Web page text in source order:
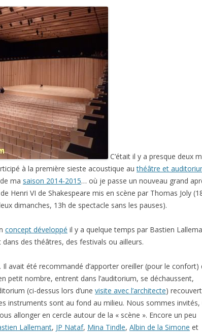
C’était il y a presque deux
à la première sieste acoustique authéâtre et
ma saison 2014-2015… où je passe un nouveau grand
Henri VI de Shakespeare mis en scène par Thomas Joly
dimanches, 13h de spectacle sans les pauses).
concept développé il y a quelque temps par Bastien
des théâtres, des festivals ou ailleurs.
avait été recommandé d’apporter oreiller (pour le confort)
petit nombre, entrent dans l’auditorium, se déchaussent,
(ci-dessus lors d’une visite avec l’architecte)
instruments sont au fond au milieu. Nous sommes invités,
allonger en cercle autour de la « scène ». Encore un peu
Lallemant, JP Nataf, Mina Tindle, Albin de la Simone et